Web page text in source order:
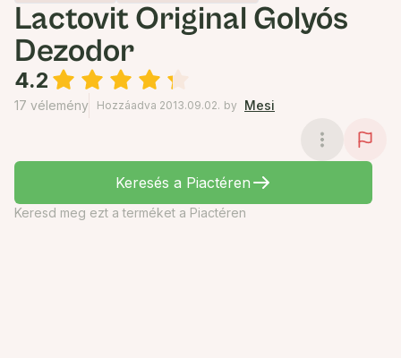
Lactovit Original Golyós
Dezodor
4.2
17 vélemény Hozzáadva 2013.09.02. by Mesi
Keresés a Piactéren
Keresd meg ezt a terméket a Piactéren